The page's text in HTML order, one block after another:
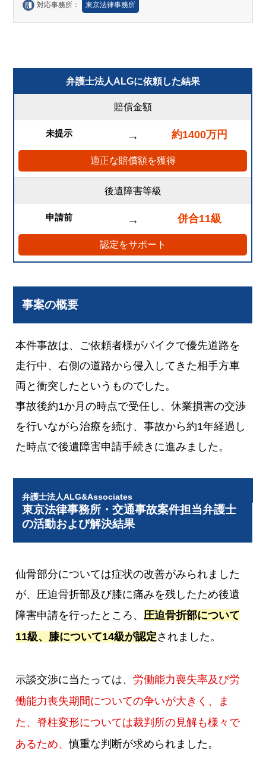
対応事務所： 東京法律事務所
弁護士法人ALGに依頼した結果
賠償金額
未提示 → 約1400万円
適正な賠償額を獲得
後遺障害等級
申請前 → 併合11級
認定をサポート
事案の概要
本件事故は、ご依頼者様がバイクで優先道路を
走行中、右側の道路から侵入してきた相手方車
両と衝突したというものでした。
事故後約1か月の時点で受任し、休業損害の交渉
を行いながら治療を続け、事故から約1年経過し
た時点で後遺障害申請手続きに進みました。
弁護士法人ALG&Associates
東京法律事務所・交通事故案件担当弁護士
の活動および解決結果
仙骨部分については症状の改善がみられました
が、圧迫骨折部及び膝に痛みを残したため後遺
障害申請を行ったところ、圧迫骨折部について
11級、膝について14級が認定されました。
示談交渉に当たっては、労働能力喪失率及び労
働能力喪失期間についての争いが大きく、ま
た、脊柱変形については裁判所の見解も様々で
あるため、慎重な判断が求められました。